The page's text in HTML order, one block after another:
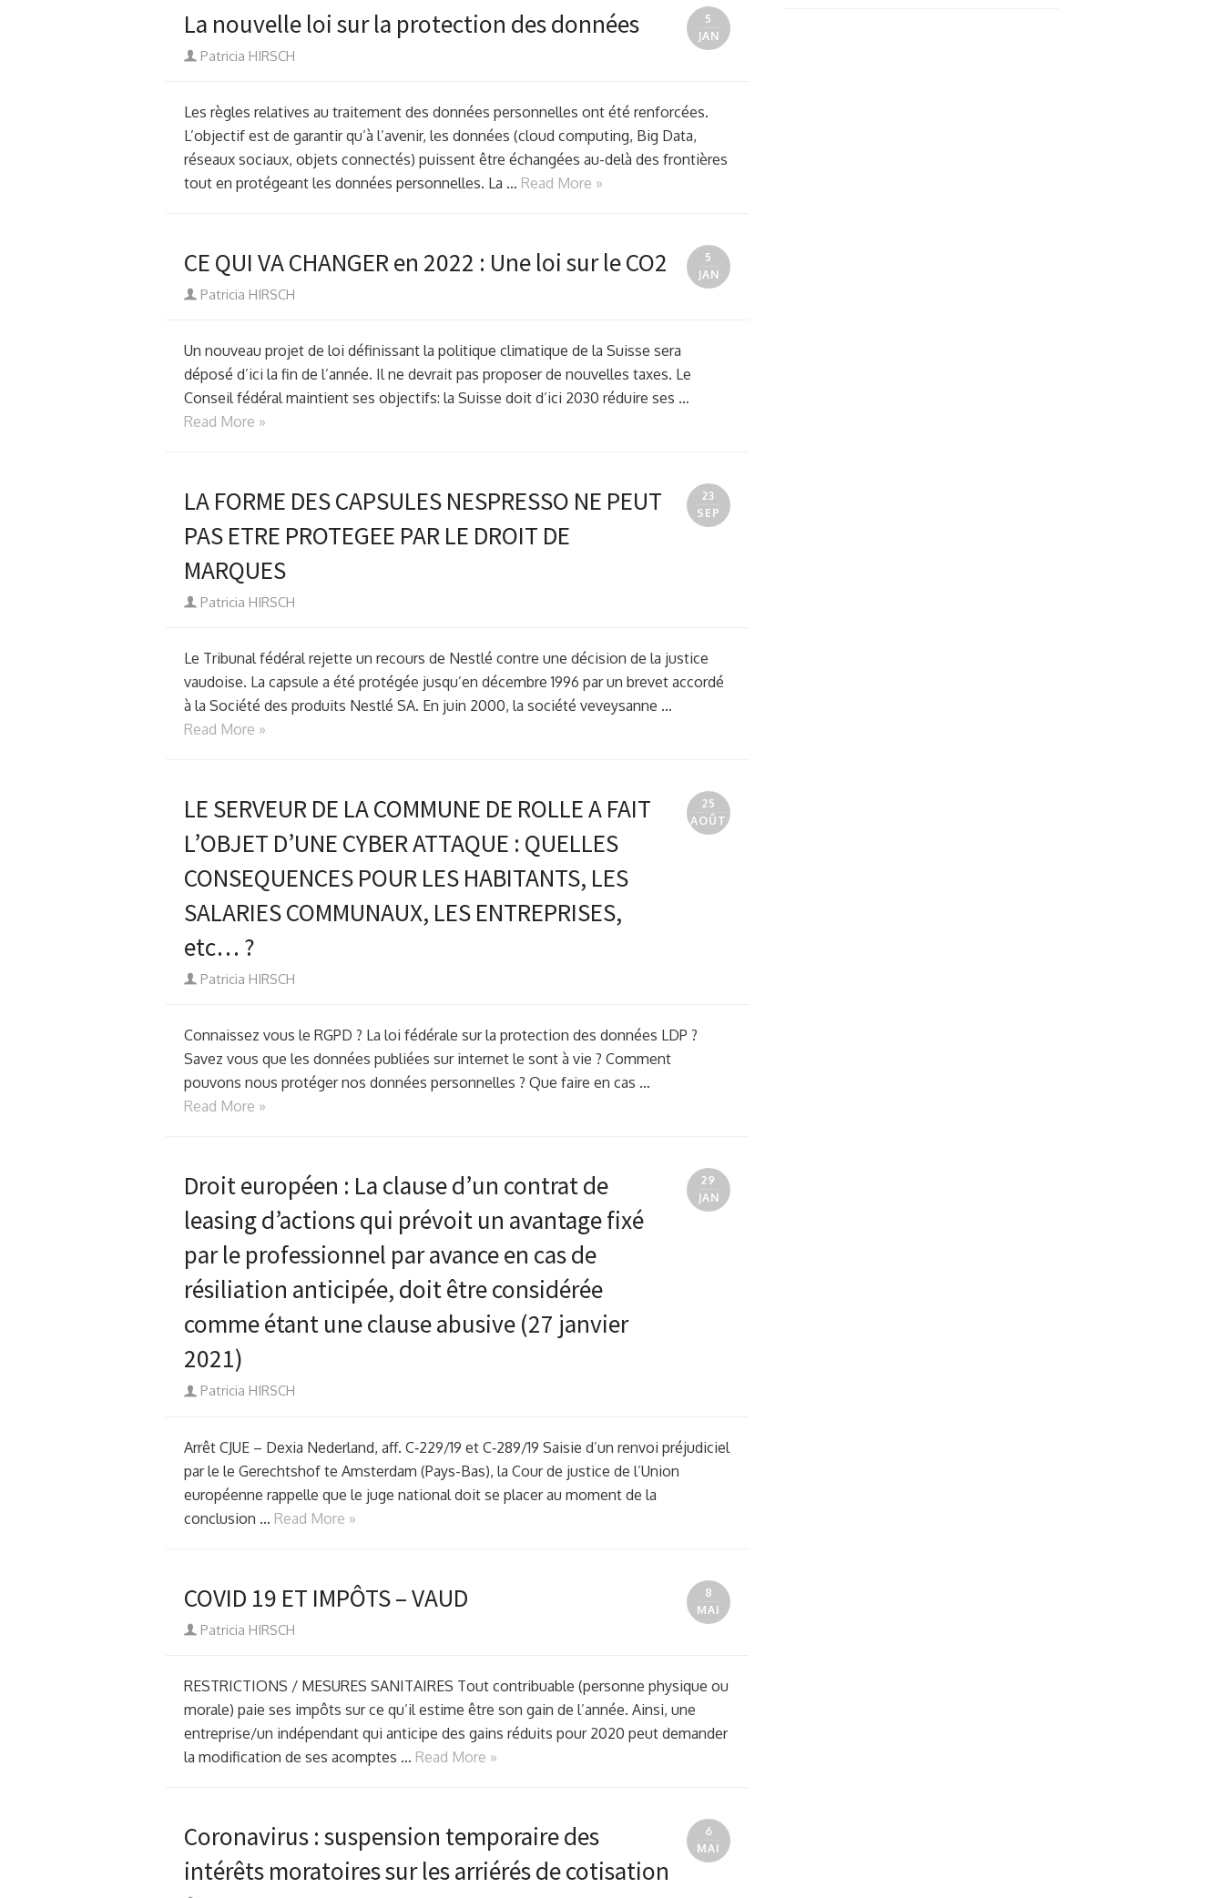
La nouvelle loi sur la protection des données
5
JAN
Author
Patricia HIRSCH
Les règles relatives au traitement des données personnelles ont été renforcées.
L’objectif est de garantir qu’à l’avenir, les données (cloud computing, Big Data,
réseaux sociaux, objets connectés) puissent être échangées au-delà des frontières
tout en protégeant les données personnelles. La … Read More »
CE QUI VA CHANGER en 2022 : Une loi sur le CO2
5
JAN
Author
Patricia HIRSCH
Un nouveau projet de loi définissant la politique climatique de la Suisse sera
déposé d’ici la fin de l’année. Il ne devrait pas proposer de nouvelles taxes. Le
Conseil fédéral maintient ses objectifs: la Suisse doit d’ici 2030 réduire ses …
Read More »
LA FORME DES CAPSULES NESPRESSO NE PEUT
PAS ETRE PROTEGEE PAR LE DROIT DE
MARQUES
23
SEP
Author
Patricia HIRSCH
Le Tribunal fédéral rejette un recours de Nestlé contre une décision de la justice
vaudoise. La capsule a été protégée jusqu’en décembre 1996 par un brevet accordé
à la Société des produits Nestlé SA. En juin 2000, la société veveysanne …
Read More »
LE SERVEUR DE LA COMMUNE DE ROLLE A FAIT
L’OBJET D’UNE CYBER ATTAQUE : QUELLES
CONSEQUENCES POUR LES HABITANTS, LES
SALARIES COMMUNAUX, LES ENTREPRISES,
etc… ?
25
AOÛT
Author
Patricia HIRSCH
Connaissez vous le RGPD ? La loi fédérale sur la protection des données LDP ?
Savez vous que les données publiées sur internet le sont à vie ? Comment
pouvons nous protéger nos données personnelles ? Que faire en cas …
Read More »
Droit européen : La clause d’un contrat de
leasing d’actions qui prévoit un avantage fixé
par le professionnel par avance en cas de
résiliation anticipée, doit être considérée
comme étant une clause abusive (27 janvier
2021)
29
JAN
Author
Patricia HIRSCH
Arrêt CJUE – Dexia Nederland, aff. C‑229/19 et C‑289/19 Saisie d’un renvoi préjudiciel
par le le Gerechtshof te Amsterdam (Pays-Bas), la Cour de justice de l’Union
européenne rappelle que le juge national doit se placer au moment de la
conclusion … Read More »
COVID 19 ET IMPÔTS – VAUD
8
MAI
Author
Patricia HIRSCH
RESTRICTIONS / MESURES SANITAIRES Tout contribuable (personne physique ou
morale) paie ses impôts sur ce qu’il estime être son gain de l’année. Ainsi, une
entreprise/un indépendant qui anticipe des gains réduits pour 2020 peut demander
la modification de ses acomptes … Read More »
Coronavirus : suspension temporaire des
intérêts moratoires sur les arriérés de cotisation
6
MAI